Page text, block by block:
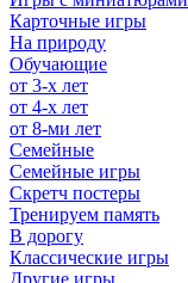
Карточные игры
На природу
Обучающие
от 3-х лет
от 4-х лет
от 8-ми лет
Семейные
Семейные игры
Скретч постеры
Тренируем память
В дорогу
Классические игры
Другие игры